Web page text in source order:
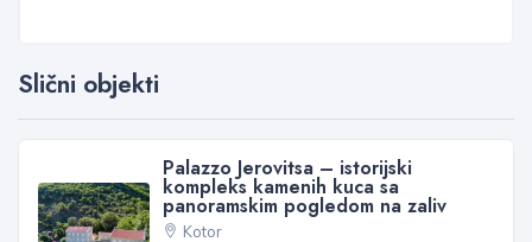
Slični objekti
Palazzo Jerovitsa – istorijski
kompleks kamenih kuca sa
panoramskim pogledom na zaliv
Kotor